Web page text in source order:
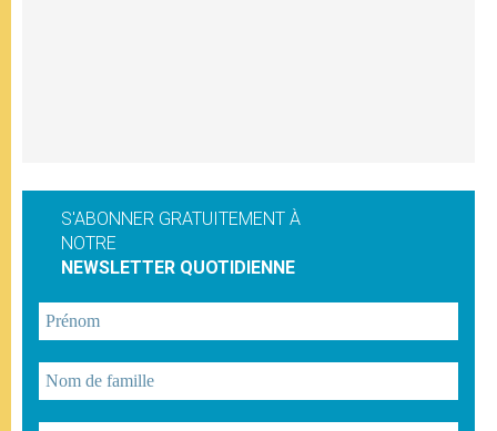
S'ABONNER GRATUITEMENT À
NOTRE
NEWSLETTER QUOTIDIENNE